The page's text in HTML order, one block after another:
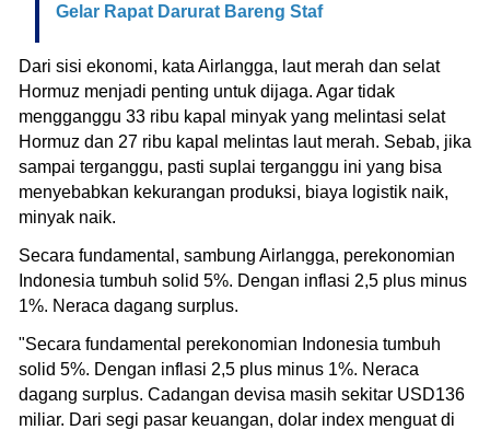
Gelar Rapat Darurat Bareng Staf
Dari sisi ekonomi, kata Airlangga, laut merah dan selat
Hormuz menjadi penting untuk dijaga. Agar tidak
mengganggu 33 ribu kapal minyak yang melintasi selat
Hormuz dan 27 ribu kapal melintas laut merah. Sebab, jika
sampai terganggu, pasti suplai terganggu ini yang bisa
menyebabkan kekurangan produksi, biaya logistik naik,
minyak naik.
Secara fundamental, sambung Airlangga, perekonomian
Indonesia tumbuh solid 5%. Dengan inflasi 2,5 plus minus
1%. Neraca dagang surplus.
"Secara fundamental perekonomian Indonesia tumbuh
solid 5%. Dengan inflasi 2,5 plus minus 1%. Neraca
dagang surplus. Cadangan devisa masih sekitar USD136
miliar. Dari segi pasar keuangan, dolar index menguat di